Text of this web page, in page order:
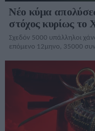
Νέο κύμα
στόχος κυρίως το
Σχεδόν 5000 υπάλληλοι
επόμενο 12μηνο, 35000